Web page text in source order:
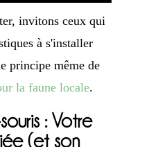
invitons ceux qui
à s'installer
principe même de
la faune locale.
: Votre
(et son